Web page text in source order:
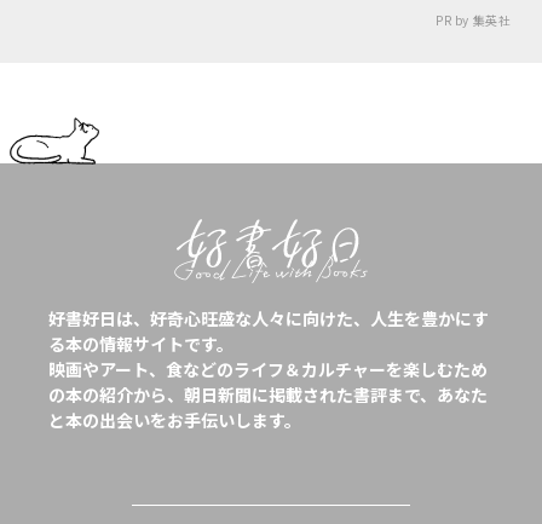
PR by 集英社
好書好日は、好奇心旺盛な人々に向けた、人生を豊かにす
る本の情報サイトです。
映画やアート、食などのライフ＆カルチャーを楽しむため
の本の紹介から、朝日新聞に掲載された書評まで、あなた
と本の出会いをお手伝いします。